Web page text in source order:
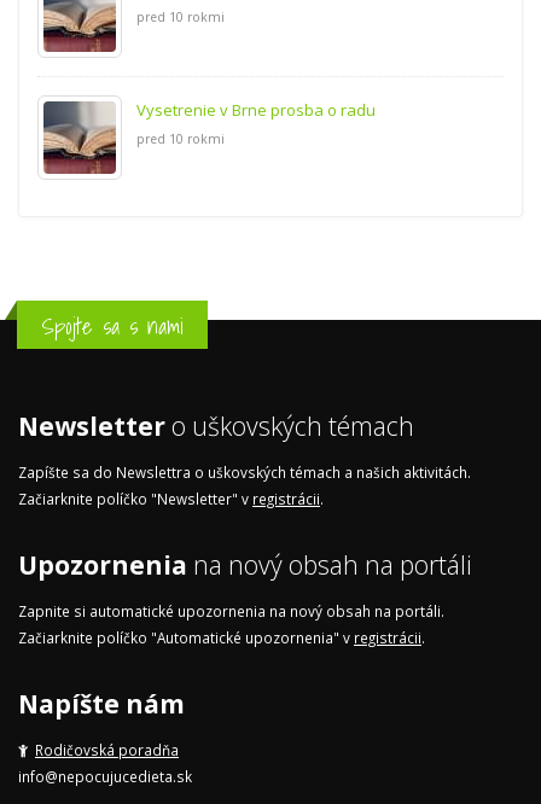
pred 10 rokmi
Vysetrenie v Brne prosba o radu
pred 10 rokmi
Spojte sa s nami
Newsletter o uškovských témach
Zapíšte sa do Newslettra o uškovských témach a našich aktivitách.
Začiarknite políčko "Newsletter" v registrácii.
Upozornenia na nový obsah na portáli
Zapnite si automatické upozornenia na nový obsah na portáli.
Začiarknite políčko "Automatické upozornenia" v registrácii.
Napíšte nám
Rodičovská poradňa
info@nepocujucedieta.sk